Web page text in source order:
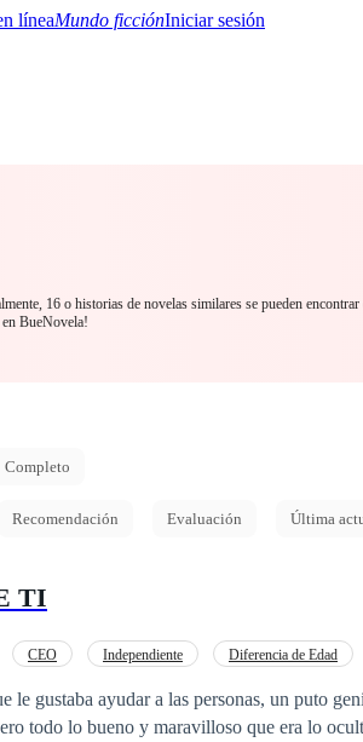
Mundo ficciónIniciar sesión
16 o historias de novelas similares se pueden
BueNovela!
Completo
Recomendación Evaluación Última
TI
CEO Independiente Diferencia de Edad
le gustaba ayudar a las personas, un puto
todo lo bueno y maravilloso que era lo